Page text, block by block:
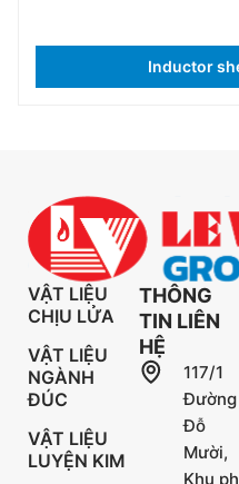
Inductor
VẬT LIỆU
CHỊU LỬA
VẬT LIỆU
NGÀNH
ĐÚC
VẬT LIỆU
LUYỆN KIM
THÔNG
TIN LIÊN
HỆ
117/1
Đường
Đỗ
Mười,
Khu